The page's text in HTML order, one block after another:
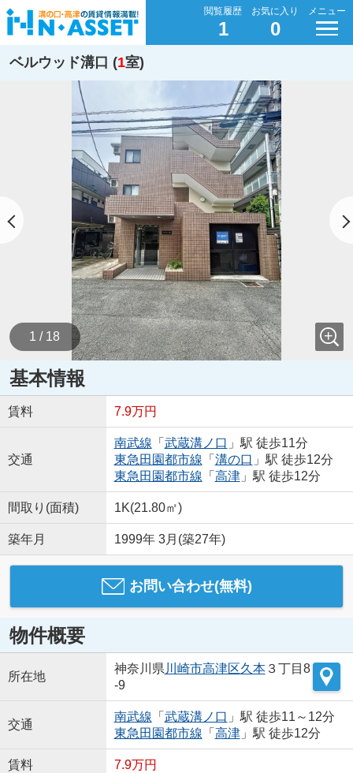
閲覧履歴
1
お気に入り
0
メニュー
ベルウッド溝口 (1室)
1 / 18
基本情報
賃料 7.9万円
交通
南武線 「 武蔵溝ノ口 」駅 徒歩11分
東急田園都市線 「 溝の口 」駅 徒歩12分
東急田園都市線 「 高津」駅 徒歩12分
間取り(面積) 1K(21.80㎡)
築年月 1999年 3月(築27年)
お問い合わせ(無料)
物件概要
所在地
神奈川県 川崎市高津区久本３丁目8
-9
交通
南武線 「 武蔵溝ノ口 」駅 徒歩11～12分
東急田園都市線 「 高津」駅 徒歩12分
賃料 7.9万円